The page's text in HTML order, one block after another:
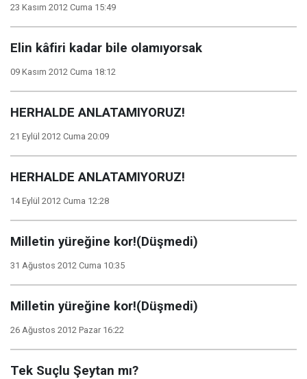
23 Kasım 2012 Cuma 15:49
Elin kâfiri kadar bile olamıyorsak
09 Kasım 2012 Cuma 18:12
HERHALDE ANLATAMIYORUZ!
21 Eylül 2012 Cuma 20:09
HERHALDE ANLATAMIYORUZ!
14 Eylül 2012 Cuma 12:28
Milletin yüreğine kor!(Düşmedi)
31 Ağustos 2012 Cuma 10:35
Milletin yüreğine kor!(Düşmedi)
26 Ağustos 2012 Pazar 16:22
Tek Suçlu Şeytan mı?